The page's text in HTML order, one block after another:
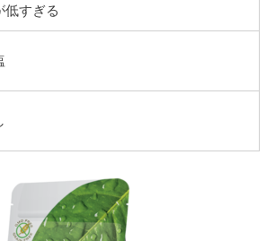
低すぎる